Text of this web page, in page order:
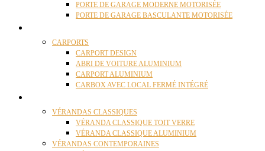
PORTE DE GARAGE MODERNE MOTORISÉE
PORTE DE GARAGE BASCULANTE MOTORISÉE
CARPORTS
CARPORT DESIGN
ABRI DE VOITURE ALUMINIUM
CARPORT ALUMINIUM
CARBOX AVEC LOCAL FERMÉ INTÉGRÉ
VÉRANDAS CLASSIQUES
VÉRANDA CLASSIQUE TOIT VERRE
VÉRANDA CLASSIQUE ALUMINIUM
VÉRANDAS CONTEMPORAINES